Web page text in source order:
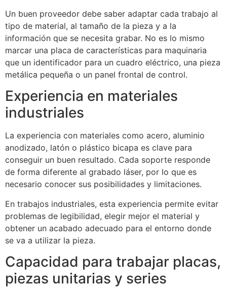
Un buen proveedor debe saber adaptar cada trabajo al
tipo de material, al tamaño de la pieza y a la
información que se necesita grabar. No es lo mismo
marcar una placa de características para maquinaria
que un identificador para un cuadro eléctrico, una pieza
metálica pequeña o un panel frontal de control.
Experiencia en materiales
industriales
La experiencia con materiales como acero, aluminio
anodizado, latón o plástico bicapa es clave para
conseguir un buen resultado. Cada soporte responde
de forma diferente al grabado láser, por lo que es
necesario conocer sus posibilidades y limitaciones.
En trabajos industriales, esta experiencia permite evitar
problemas de legibilidad, elegir mejor el material y
obtener un acabado adecuado para el entorno donde
se va a utilizar la pieza.
Capacidad para trabajar placas,
piezas unitarias y series